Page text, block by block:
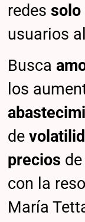
redessolo
usuarios
Busca
los
de
precios
con la
María